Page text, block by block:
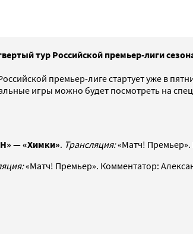
тур Российской премьер-лиги
премьер-лиге стартует уже в
игры можно будет посмотреть на
» — «Химки». Трансляция:«Матч!
«Матч! Премьер». Комментатор: